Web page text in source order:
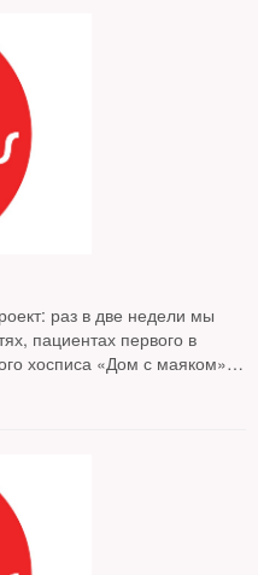
раз в две недели мы
пациентах первого в
хосписа «Дом с маяком»,